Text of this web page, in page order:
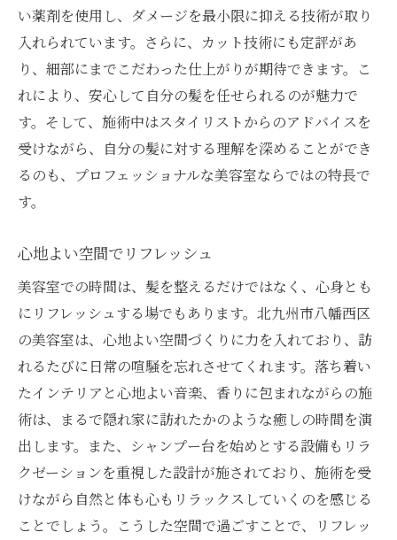
い薬剤を使用し、ダメージを最小限に抑える技術が取り
入れられています。さらに、カット技術にも定評があ
り、細部にまでこだわった仕上がりが期待できます。こ
れにより、安心して自分の髪を任せられるのが魅力で
す。そして、施術中はスタイリストからのアドバイスを
受けながら、自分の髪に対する理解を深めることができ
るのも、プロフェッショナルな美容室ならではの特長で
す。
心地よい空間でリフレッシュ
美容室での時間は、髪を整えるだけではなく、心身とも
にリフレッシュする場でもあります。北九州市八幡西区
の美容室は、心地よい空間づくりに力を入れており、訪
れるたびに日常の喧騒を忘れさせてくれます。落ち着い
たインテリアと心地よい音楽、香りに包まれながらの施
術は、まるで隠れ家に訪れたかのような癒しの時間を演
出します。また、シャンプー台を始めとする設備もリラ
クゼーションを重視した設計が施されており、施術を受
けながら自然と体も心もリラックスしていくのを感じる
ことでしょう。こうした空間で過ごすことで、リフレッ